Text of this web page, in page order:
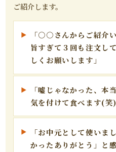
ご紹介します。
「○○さんからご紹介
旨すぎて３回も注文し
しくお願いします」
「嘘じゃなかった、本
気を付けて食べます(笑)
「お中元として使いま
かったありがとう」と